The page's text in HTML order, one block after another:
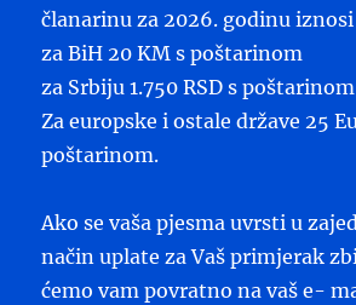
članarinu za 2026. godinu iznosi
za BiH 20 KM s poštarinom
za Srbiju 1.750 RSD s poštarinom
Za europske i ostale države 25
poštarinom.
Ako se vaša pjesma uvrsti u
način uplate za Vaš primjerak
ćemo vam povratno na vaš e-